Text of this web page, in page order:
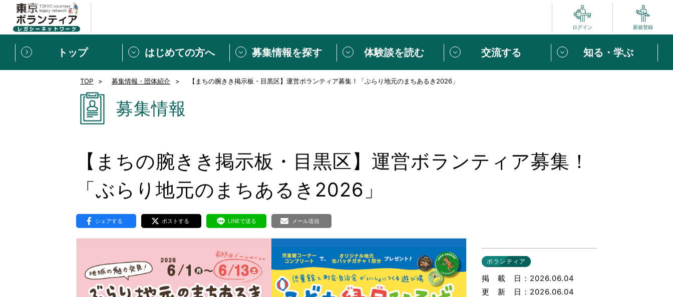
ログイン 新規登録
トップ はじめての方へ
新規登録 ボランティアをしたい方は
東京ボランティアレガシーネットワークとは ボランティアはじめての方へ
VLNポイントとは 中高生が参加できるボランティア
募集情報を探す
募集情報
体験談を読む
[個人] 体験談
交流する
ボランティアの広場
知る・学ぶ
新着記事一覧
ボランティアはじめの一歩
東京2020大会の軌跡
シティキャスト
おもてなし語学ボランティア
ボランティア関連ニュース（外部記事）
TOP 募集情報・団体紹介 【まちの腕きき掲示板・目黒区】運営ボランティア募集！「ぶらり地元のまちあるき2026」
募集情報
【まちの腕きき掲示板・目黒区】運営ボランティア募集！
「ぶらり地元のまちあるき2026」
シェアする ポストする LINEで送る メール送信
ボランティア
掲載日
2026.06.04
更新日
2026.06.04